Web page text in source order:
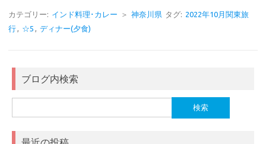
カテゴリー: インド料理･カレー ＞ 神奈川県 タグ: 2022年10月関東旅
行, ☆5 , ディナー(夕食)
ブログ内検索
索: